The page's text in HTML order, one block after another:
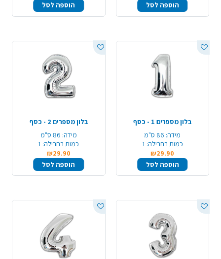
הוספה לסל
הוספה לסל
בלון מספרים 1 - כסף
מידה: 86 ס"מ
כמות בחבילה: 1
₪29.90
הוספה לסל
בלון מספרים 2 - כסף
מידה: 86 ס"מ
כמות בחבילה: 1
₪29.90
הוספה לסל